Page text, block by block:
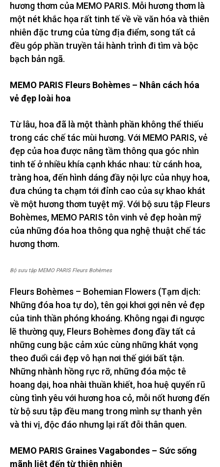
hương thơm của MEMO PARIS. Mỗi hương thơm là
một nét khắc họa rất tinh tế về về văn hóa và thiên
nhiên đặc trưng của từng địa điểm, song tất cả
đều góp phần truyền tải hành trình đi tìm và bộc
bạch bản ngã.
MEMO PARIS Fleurs Bohèmes – Nhân cách hóa
vẻ đẹp loài hoa
Từ lâu, hoa đã là một thành phần không thể thiếu
trong các chế tác mùi hương. Với MEMO PARIS, vẻ
đẹp của hoa được nâng tầm thông qua góc nhìn
tinh tế ở nhiều khía cạnh khác nhau: từ cánh hoa,
tràng hoa, đến hình dáng đầy nội lực của nhụy hoa,
đưa chúng ta chạm tới đỉnh cao của sự khao khát
về một hương thơm tuyệt mỹ. Với bộ sưu tập Fleurs
Bohèmes, MEMO PARIS tôn vinh vẻ đẹp hoàn mỹ
của những đóa hoa thông qua nghệ thuật chế tác
hương thơm.
Bộ sưu tập MEMO PARIS Fleurs Bohèmes
Fleurs Bohèmes – Bohemian Flowers (Tạm dịch:
Những đóa hoa tự do), tên gọi khơi gợi nên vẻ đẹp
của tinh thần phóng khoáng. Không ngại đi ngược
lẽ thường quy, Fleurs Bohèmes đong đầy tất cả
những cung bậc cảm xúc cùng những khát vọng
theo đuổi cái đẹp vô hạn nơi thế giới bất tận.
Những nhành hồng rực rỡ, những đóa mộc tê
hoang dại, hoa nhài thuần khiết, hoa huệ quyến rũ
cùng tình yêu với hương hoa cỏ, mỗi nốt hương đến
từ bộ sưu tập đều mang trong mình sự thanh yên
và thi vị, độc đáo nhưng lại rất đỗi thân quen.
MEMO PARIS Graines Vagabondes – Sức sống
mãnh liệt đến từ thiên nhiên